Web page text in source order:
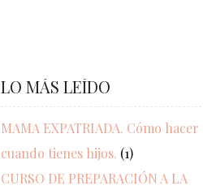
LO MÁS LEÍDO
MAMA EXPATRIADA. Cómo hacer
cuando tienes hijos. (1)
CURSO DE PREPARACIÓN A LA